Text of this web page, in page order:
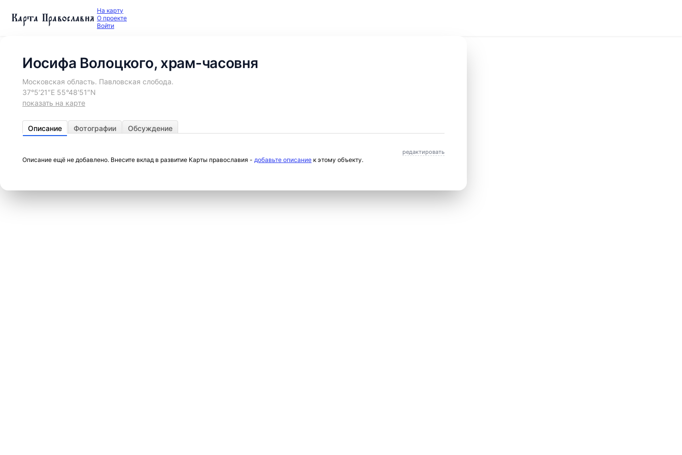
Карта Православия На карту
О проекте
Войти
Иосифа Волоцкого, храм-часовня
Московская область. Павловская слобода.
37°5′21″E 55°48′51″N
показать на карте
Описание Фотографии Обсуждение
редактировать
Описание ещё не добавлено. Внесите вклад в развитие Карты православия - добавьте описание к этому объекту.